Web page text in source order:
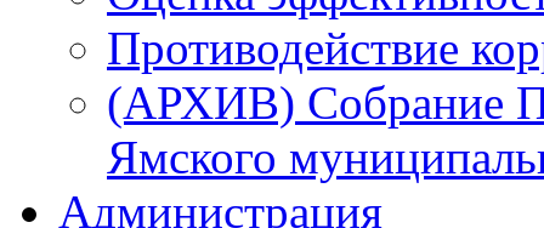
Противодействие
(АРХИВ) Собрание
Ямского
Администрация